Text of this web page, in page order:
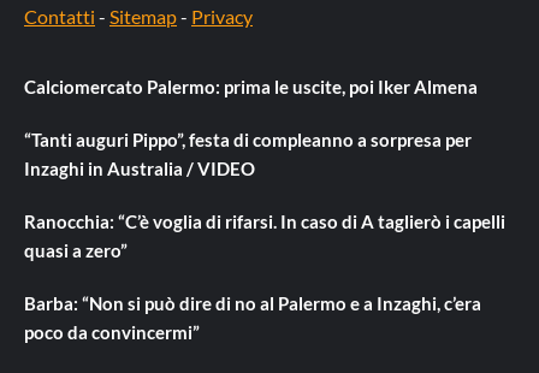
Contatti - Sitemap- Privacy
Calciomercato Palermo: prima le uscite, poi Iker Almena
“Tanti auguri Pippo”, festa di compleanno a sorpresa per
Inzaghi in Australia / VIDEO
Ranocchia: “C’è voglia di rifarsi. In caso di A taglierò i capelli
quasi a zero”
Barba: “Non si può dire di no al Palermo e a Inzaghi, c’era
poco da convincermi”